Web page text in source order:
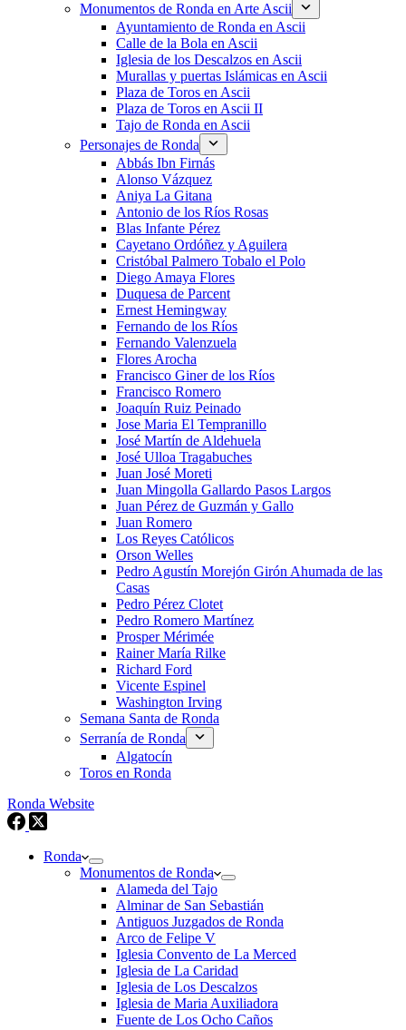
Monumentos de Ronda en Arte Ascii
Ayuntamiento de Ronda en Ascii
Calle de la Bola en Ascii
Iglesia de los Descalzos en Ascii
Murallas y puertas Islámicas en Ascii
Plaza de Toros en Ascii
Plaza de Toros en Ascii II
Tajo de Ronda en Ascii
Personajes de Ronda
Abbás Ibn Firnás
Alonso Vázquez
Aniya La Gitana
Antonio de los Ríos Rosas
Blas Infante Pérez
Cayetano Ordóñez y Aguilera
Cristóbal Palmero Tobalo el Polo
Diego Amaya Flores
Duquesa de Parcent
Ernest Hemingway
Fernando de los Ríos
Fernando Valenzuela
Flores Arocha
Francisco Giner de los Ríos
Francisco Romero
Joaquín Ruiz Peinado
Jose Maria El Tempranillo
José Martín de Aldehuela
José Ulloa Tragabuches
Juan José Moreti
Juan Mingolla Gallardo Pasos Largos
Juan Pérez de Guzmán y Gallo
Juan Romero
Los Reyes Católicos
Orson Welles
Pedro Agustín Morejón Girón Ahumada de las
Casas
Pedro Pérez Clotet
Pedro Romero Martínez
Prosper Mérimée
Rainer María Rilke
Richard Ford
Vicente Espinel
Washington Irving
Semana Santa de Ronda
Serranía de Ronda
Algatocín
Toros en Ronda
Ronda Website
Ronda
Monumentos de Ronda
Alameda del Tajo
Alminar de San Sebastián
Antiguos Juzgados de Ronda
Arco de Felipe V
Iglesia Convento de La Merced
Iglesia de La Caridad
Iglesia de Los Descalzos
Iglesia de Maria Auxiliadora
Fuente de Los Ocho Caños